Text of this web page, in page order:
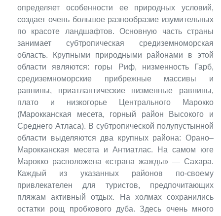
определяет особенности ее природных условий,
создает очень большое разнообразие изумительных
по красоте ландшафтов. Основную часть страны
занимает субтропическая средиземноморская
область. Крупными природными районами в этой
области являются: горы Риф, низменность Гарб,
средиземноморские прибрежные массивы и
равнины, приатлантические низменные равнины,
плато и низкогорье Центрального Марокко
(Марокканская месета, горный район Высокого и
Среднего Атласа). В субтропической полупустынной
области выделяются два крупных района: Орано–
Марокканская месета и Антиатлас. На самом юге
Марокко расположена «страна жажды» — Сахара.
Каждый из указанных районов по-своему
привлекателен для туристов, предпочитающих
пляжам активный отдых. На холмах сохранились
остатки рощ пробкового дуба. Здесь очень много